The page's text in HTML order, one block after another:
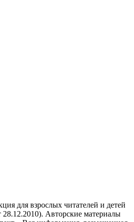
для взрослых читателей и детей
Авторские материалы